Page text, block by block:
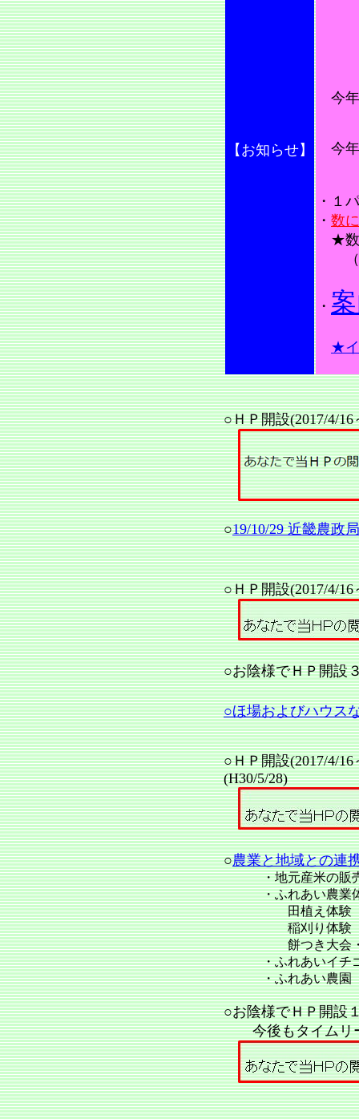
【お知らせ】
今年
今
・１
・ 数
★数
（売
・
★
○ＨＰ開設(2017/4/
○19/10/29 近畿農政
○ＨＰ開設(2017/4/
○お陰様でＨＰ開設
○ほ場およびハウス
○ＨＰ開設(2017/4/
(H30/5/28)
○農業と地域との連
・地元産米の販
・ふれあい農業体
田植え体験
稲刈り体験
餅つき大会・
・ふれあいイチ
・ふれあい農園
○お陰様でＨＰ開設
今後もタイムリー